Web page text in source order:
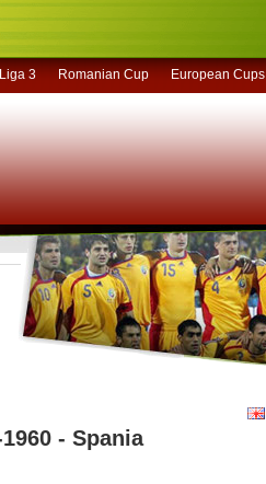
Liga 3 Romanian Cup European Cups
- Spania